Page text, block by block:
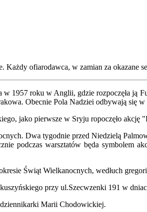
ofiarodawca, w zamian za okazane
1957 roku w Anglii, gdzie rozpoczęła ją
Obecnie Pola Nadziei odbywają się w
jako pierwsze w Sryju ropoczęło akcję
Dwa tygodnie przed Niedzielą
podczas warsztatów będa symbolem
Świąt Wielkanocnych, wedłuch
przy ul.Szecwzenki 191 w
dziennikarki Marii Chodowickiej.